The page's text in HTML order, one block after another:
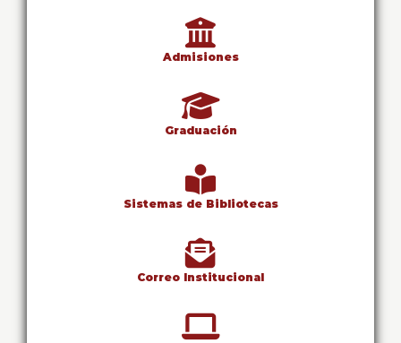
Admisiones
Graduación
Sistemas de Bibliotecas
Correo Institucional